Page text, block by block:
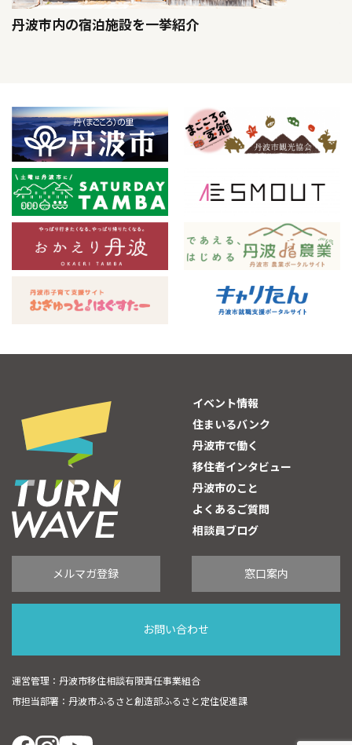
丹波市内の宿泊施設を一挙紹介
イベント情報
住まいるバンク
丹波市で働く
移住者インタビュー
丹波市のこと
よくあるご質問
相談員ブログ
メルマガ登録 窓口案内
お問い合わせ
運営管理：丹波市移住相談有限責任事業組合
市担当部署：丹波市ふるさと創造部ふるさと定住促進課